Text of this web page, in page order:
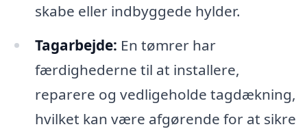
skabe eller indbyggede hylder.
Tagarbejde: En tømrer har
færdighederne til at installere,
reparere og vedligeholde tagdækning,
hvilket kan være afgørende for at sikre